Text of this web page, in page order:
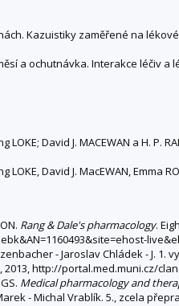
Kazuistiky zaměřené na
a ochutnávka. Interakce léčiv
LOKE; David J. MACEWAN a H. P.
LOKE, David J. MacEWAN,
Rang & Dale's pharmacology.
- Jaroslav Chládek - J. 1.
http://portal.med.muni.cz/
Medical pharmacology and
- Michal Vrablík. 5., zcela